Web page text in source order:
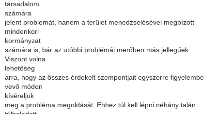
társadalom
számára
jelent problemát, hanem a terület menedzselésével megbízott
mindenkori
kormányzat
számára is, bár az utóbbi problémái merőben más jellegűek.
Viszont volna
lehetőség
arra, hogy az összes érdekelt szempontjait egyszerre figyelembe
vevő módon
kíséreljük
meg a probléma megoldását. Ehhez túl kell lépni néhány talán